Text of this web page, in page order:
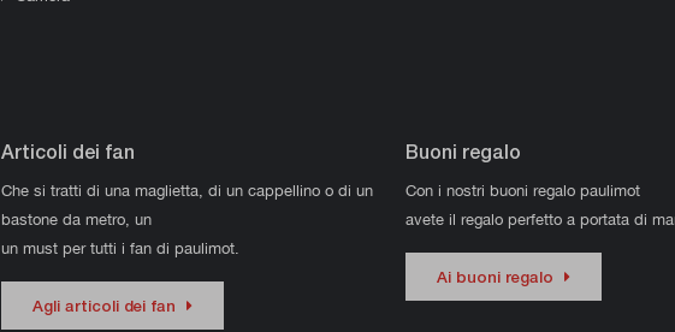
Articoli dei fan
Che si tratti di una maglietta, di un cappellino o di un
bastone da metro, un
un must per tutti i fan di paulimot.
Agli articoli dei fan
Buoni regalo
Con i nostri buoni regalo paulimot
avete il regalo perfetto a portata di
Ai buoni regalo